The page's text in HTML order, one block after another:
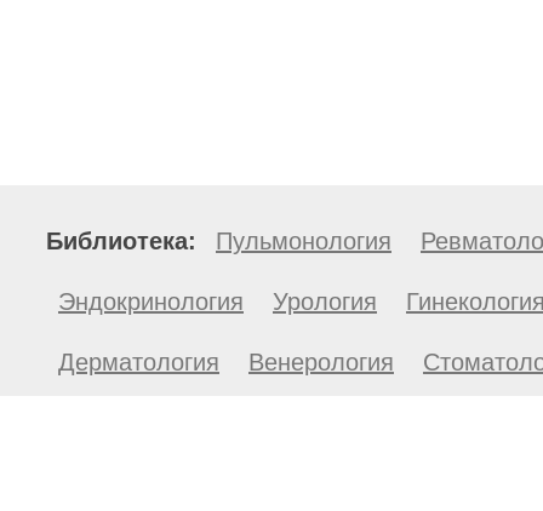
Библиотека: Пульмонология
Эндокринология Урология
Дерматология Венерология